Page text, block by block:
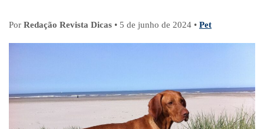
Por Redação Revista Dicas • 5 de junho de 2024 • Pet